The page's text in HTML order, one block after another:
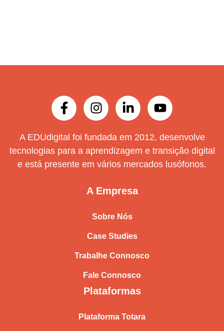
A EDUdigital foi fundada em 2012, desenvolve
tecnologias para a aprendizagem e transição digital
e está presente em vários mercados lusófonos.
A Empresa
Sobre Nós
Case Studies
Trabalhe Connosco
Fale Connosco
Plataformas
Plataforma Totara